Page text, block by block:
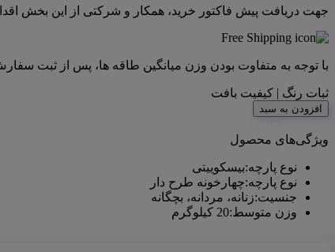
جهت دریافت پیش فاکتور خرید، همکار و شرکتی از این بخش
با توجه به متفاوت بودن وزن میانگین طاقه ها، پس از ثبت
ثبات رنگ | کیفیت بافت
افزودن به سبد
ویژگی‌های محصول
نوع پارچه:بیسکوییتی
نوع پارچه:چهارخونه طرح دار
جنسیت:زنانه، مردانه، بچگانه
وزن متوسط:20 کیلوگرم